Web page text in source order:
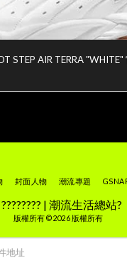
STEP AIR TERRA "WHITE"
???????? | 潮流生活總站?
版權所有 © 2026 版權所有
封面人物 潮流專題